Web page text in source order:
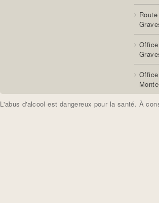
L'abus d'alcool est dangereux pour la santé. À